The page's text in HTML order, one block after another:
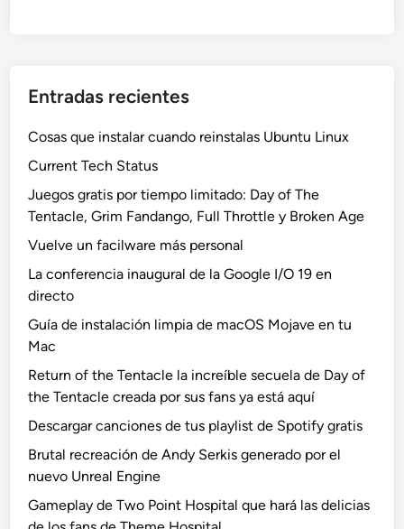
Entradas recientes
Cosas que instalar cuando reinstalas Ubuntu Linux
Current Tech Status
Juegos gratis por tiempo limitado: Day of The
Tentacle, Grim Fandango, Full Throttle y Broken Age
Vuelve un facilware más personal
La conferencia inaugural de la Google I/O 19 en
directo
Guía de instalación limpia de macOS Mojave en tu
Mac
Return of the Tentacle la increíble secuela de Day of
the Tentacle creada por sus fans ya está aquí
Descargar canciones de tus playlist de Spotify gratis
Brutal recreación de Andy Serkis generado por el
nuevo Unreal Engine
Gameplay de Two Point Hospital que hará las delicias